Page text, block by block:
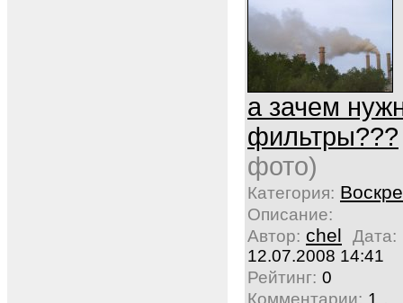
а зачем
фильтры???
фото)
Категория:
Описание:
Автор: chel
Дата:
12.07.2008 14:41
Рейтинг: 0
Комментарии: 1 ,